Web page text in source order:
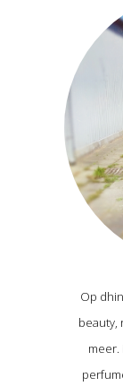
Op
beauty,
meer.